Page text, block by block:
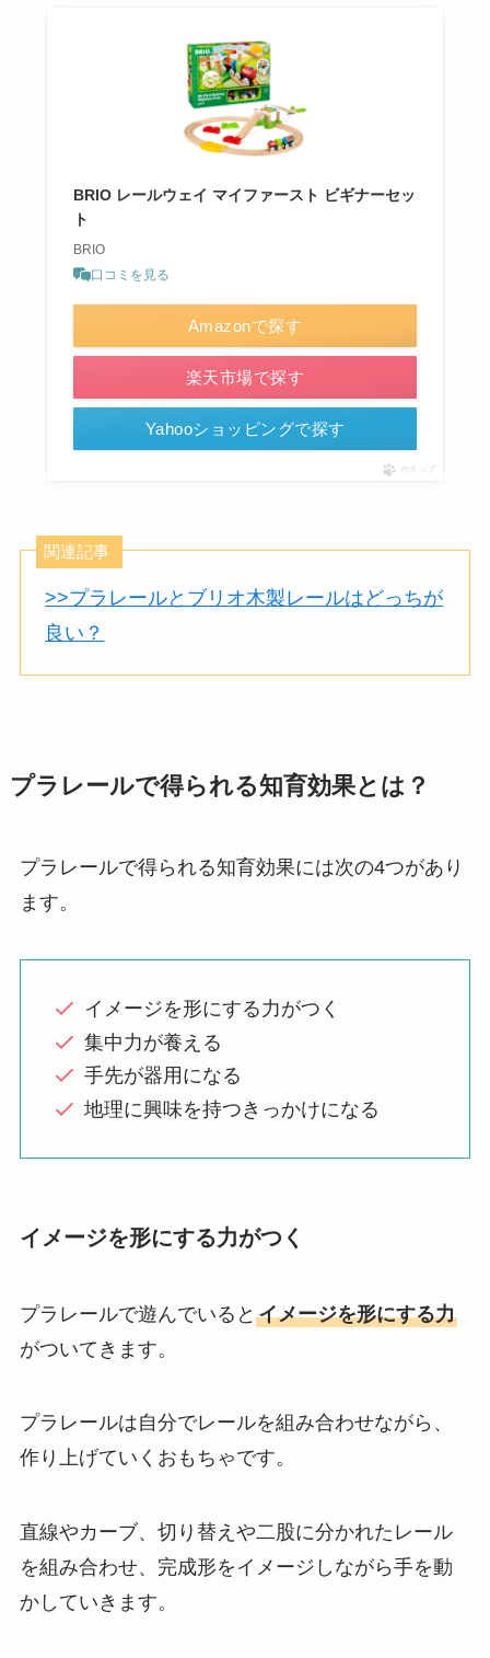
BRIO レールウェイ マイファースト ビギナーセッ
ト
BRIO
口コミを見る
Amazonで探す
楽天市場で探す
Yahooショッピングで探す
ポチップ
関連記事
>>プラレールとブリオ木製レールはどっちが
良い？
プラレールで得られる知育効果とは？
プラレールで得られる知育効果には次の4つがあり
ます。
イメージを形にする力がつく
集中力が養える
手先が器用になる
地理に興味を持つきっかけになる
イメージを形にする力がつく
プラレールで遊んでいると イメージを形にする力
がついてきます。
プラレールは自分でレールを組み合わせながら、
作り上げていくおもちゃです。
直線やカーブ、切り替えや二股に分かれたレール
を組み合わせ、完成形をイメージしながら手を動
かしていきます。